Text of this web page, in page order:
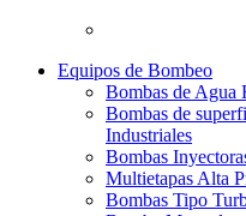
Equipos de Bombeo
Bombas de Agua
Bombas de
Industriales
Bombas
Multietapas Alta
Bombas Tipo